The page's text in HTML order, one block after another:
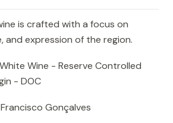
is crafted with a focus on
and expression of the region.
Wine - Reserve Controlled
- DOC
Francisco Gonçalves